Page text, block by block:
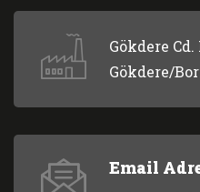
Gökdere Cd.
Gökdere/
Email